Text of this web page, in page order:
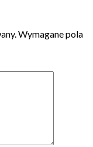
Wymagane pola